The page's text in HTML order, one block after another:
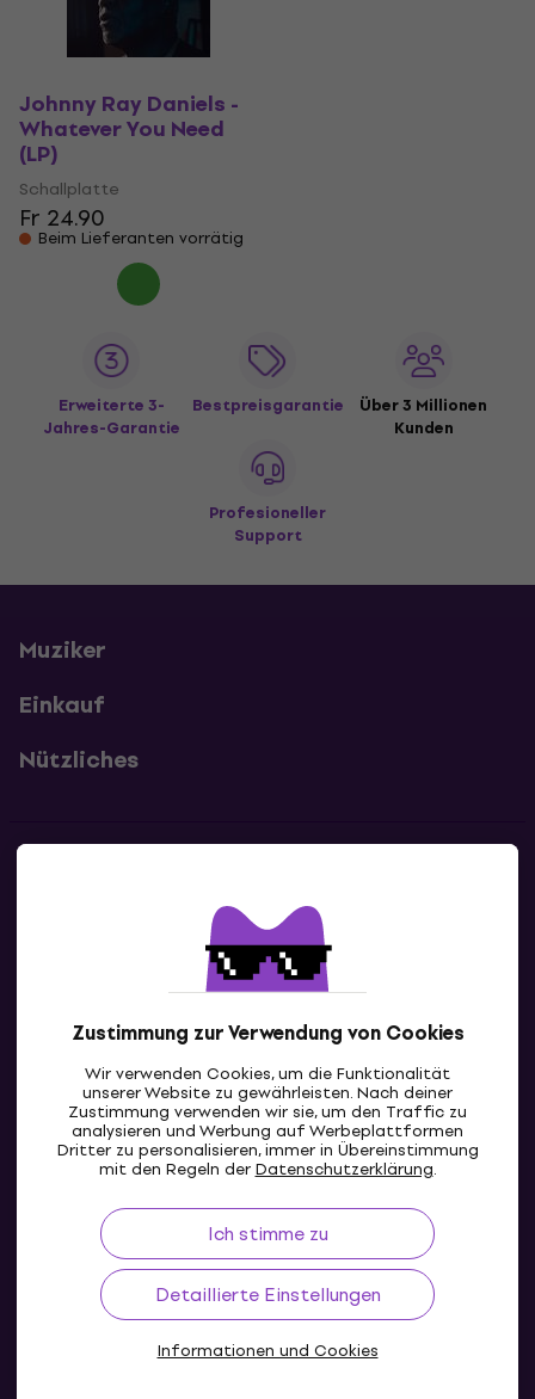
Zustimmung zur Verwendung von Cookies
Wir verwenden Cookies, um die Funktionalität
unserer Website zu gewährleisten. Nach deiner
Zustimmung verwenden wir sie, um den Traffic zu
analysieren und Werbung auf Werbeplattformen
Dritter zu personalisieren, immer in Übereinstimmung
mit den Regeln derDatenschutzerklärung.
Ich stimme zu
Detaillierte Einstellungen
Informationen und Cookies
Johnny Ray Daniels -
Whatever You Need
(LP)
Schallplatte
Fr 24.90
Beim Lieferanten vorrätig
Erweiterte 3-
Jahres-Garantie
Bestpreisgarantie
Über 3 Millionen
Kunden
Profesioneller
Support
Muziker
Einkauf
Nützliches
Kontaktiere uns
CH